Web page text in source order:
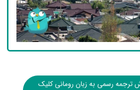
رسمی به زبان رومانی کلیک